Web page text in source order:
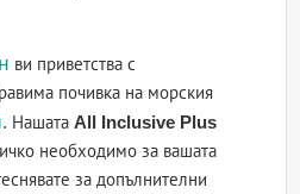
ви приветства с
почивка на морския
. НашатаAll Inclusive Plus
необходимо за вашата
за допълнителни